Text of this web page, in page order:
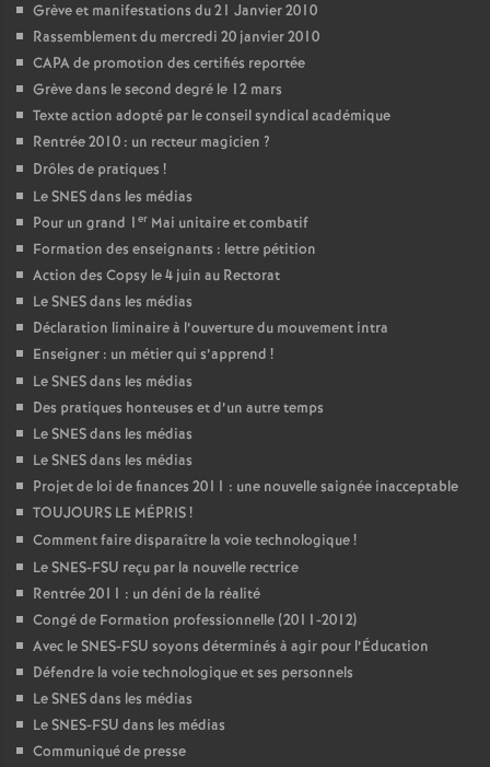
Grève et manifestations du 21 Janvier 2010
Rassemblement du mercredi 20 janvier 2010
CAPA de promotion des certifiés reportée
Grève dans le second degré le 12 mars
Texte action adopté par le conseil syndical académique
Rentrée 2010 : un recteur magicien ?
Drôles de pratiques !
Le SNES dans les médias
Pour un grand 1 er Mai unitaire et combatif
Formation des enseignants : lettre pétition
Action des Copsy le 4 juin au Rectorat
Le SNES dans les médias
Déclaration liminaire à l’ouverture du mouvement intra
Enseigner : un métier qui s’apprend !
Le SNES dans les médias
Des pratiques honteuses et d’un autre temps
Le SNES dans les médias
Le SNES dans les médias
Projet de loi de finances 2011 : une nouvelle saignée inacceptable
TOUJOURS LE MÉPRIS!
Comment faire disparaître la voie technologique!
Le SNES-FSU reçu par la nouvelle rectrice
Rentrée 2011 : un déni de la réalité
Congé de Formation professionnelle (2011-2012)
Avec le SNES-FSU soyons déterminés à agir pour l’Éducation
Défendre la voie technologique et ses personnels
Le SNES dans les médias
Le SNES-FSU dans les médias
Communiqué de presse